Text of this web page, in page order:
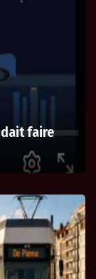
faire